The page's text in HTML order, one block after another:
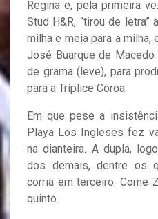
Regina e, pela primeira
Stud H&R, “tirou de letra”
milha e meia para a milha,
José Buarque de
de grama (leve), para
para a Tríplice Coroa.
Em que pese a
Playa Los Ingleses fez
na dianteira. A dupla,
dos demais, dentre os
corria em terceiro. Come
quinto.